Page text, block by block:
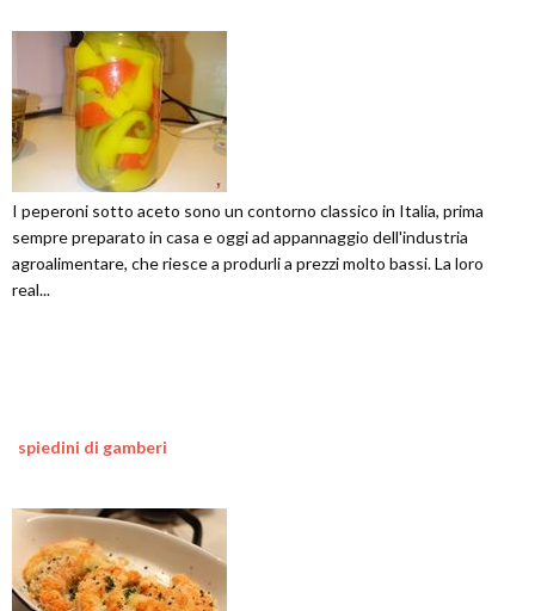
I peperoni sotto aceto sono un contorno classico in Italia, prima
sempre preparato in casa e oggi ad appannaggio dell'industria
agroalimentare, che riesce a produrli a prezzi molto bassi. La loro
real...
spiedini di gamberi